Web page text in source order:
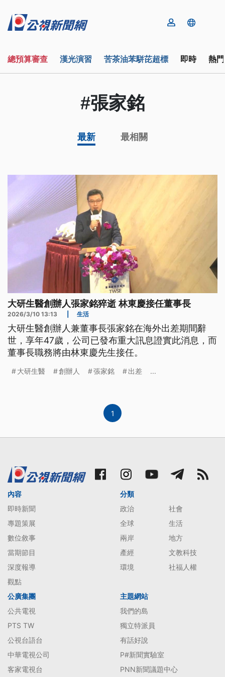
總預算審查 漢光演習 苦茶油苯駢芘超標 即時 熱
#張家銘
最新 最相關
大研生醫創辦人張家銘猝逝 林東慶接任董事長
2026/3/10 13:13 生活
大研生醫創辦人兼董事長張家銘在海外出差期間辭
世，享年47歲，公司已發布重大訊息證實此消息，而
董事長職務將由林東慶先生接任。
大研生醫 創辦人 張家銘 出差 ...
1
內容
即時新聞
專題策展
數位敘事
當期節目
深度報導
觀點
分類
政治
社會
全球
生活
兩岸
地方
產經
文教科技
環境
社福人權
公廣集團
公共電視
PTS TW
公視台語台
中華電視公司
客家電視台
主題網站
我們的島
獨立特派員
有話好說
P#新聞實驗室
PNN新聞議題中心